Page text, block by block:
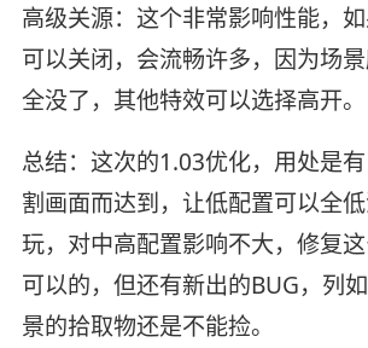
高级关源：这个非常影响性能，如
可以关闭，会流畅许多，因为场
全没了，其他特效可以选择高开。
总结：这次的1.03优化，用处是
割画面而达到，让低配置可以全
玩，对中高配置影响不大，修复
可以的，但还有新出的BUG，列
景的拾取物还是不能捡。